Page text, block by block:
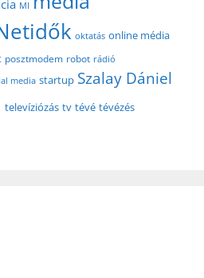
MI
oktatás online média
posztmodem robot rádió
media startup Szalay Dániel
televíziózás tv tévé tévézés